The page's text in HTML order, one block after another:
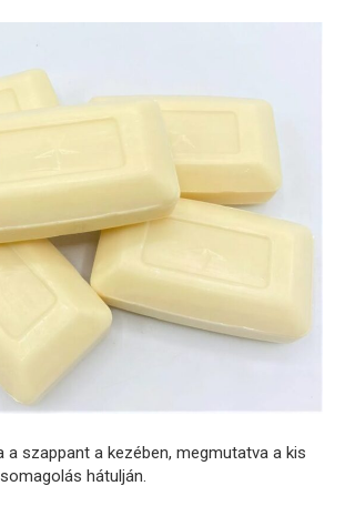
szappant a kezében, megmutatva a kis
hátulján.